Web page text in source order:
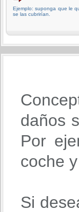
Ejemplo: suponga que le
se las cubrirían.
daños
Por
coche
Si